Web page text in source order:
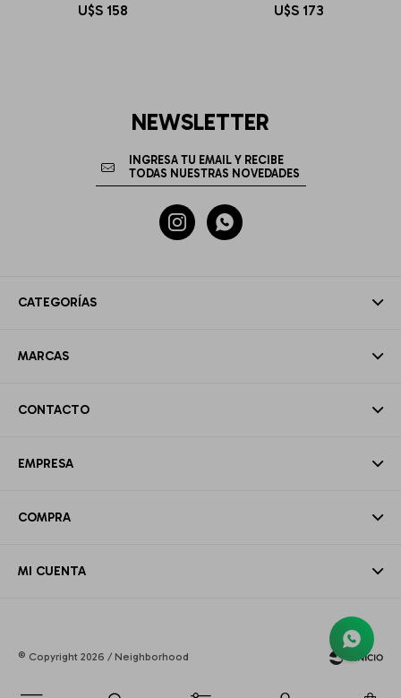
U$S 158 U$S 173
CATEGORÍAS
MARCAS
CONTACTO
EMPRESA
COMPRA
MI CUENTA
NEWSLETTER
 
© Copyright 2026 / Neighborhood